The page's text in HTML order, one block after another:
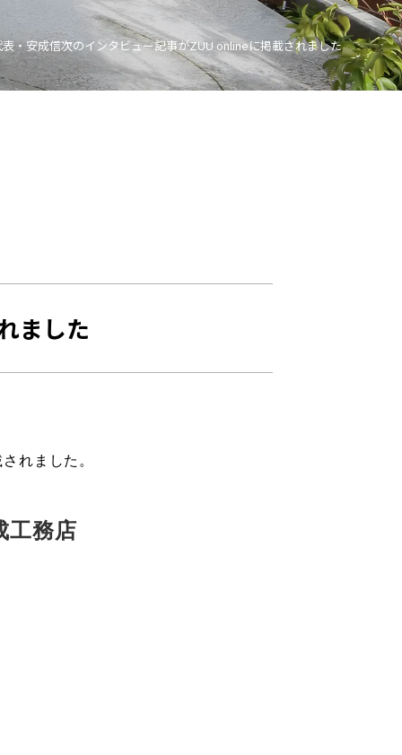
・安成信次のインタビュー記事がZUU onlineに掲載されました
ました
れました。
工務店